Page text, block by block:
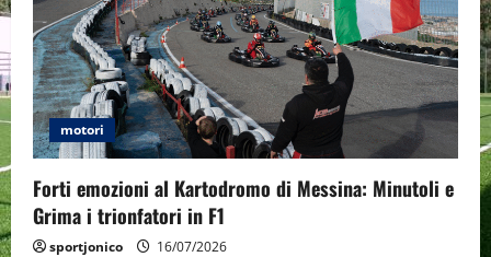
a
t
i
o
n
motori
Forti emozioni al Kartodromo di Messina: Minutoli e
Grima i trionfatori in F1
sportjonico 16/07/2026